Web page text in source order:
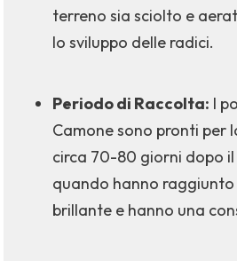
terreno sia sciolto e
lo sviluppo delle radici.
Periodo di Raccolta: I
Camone sono pronti per
circa 70-80 giorni dopo
quando hanno raggiunto
brillante e hanno una